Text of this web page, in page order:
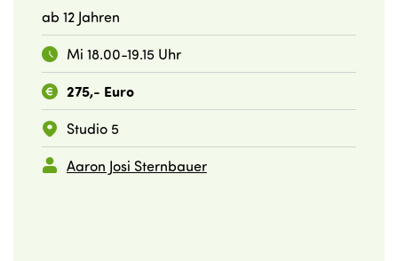
ab 12 Jahren
Mi 18.00-19.15 Uhr
275,- Euro
Studio 5
Aaron Josi Sternbauer